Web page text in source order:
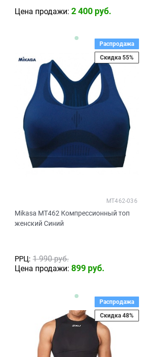
Цена продажи: 2 400 руб.
Mikasa MT462 Компрессионный топ
женский Синий
MT462-036
РРЦ: 1 990 руб.
Цена продажи: 899 руб.
Распродажа
Скидка 55%
Распродажа
Скидка 48%